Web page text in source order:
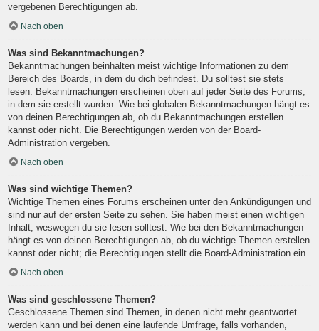
vergebenen Berechtigungen ab.
Nach oben
Was sind Bekanntmachungen?
Bekanntmachungen beinhalten meist wichtige Informationen zu dem
Bereich des Boards, in dem du dich befindest. Du solltest sie stets
lesen. Bekanntmachungen erscheinen oben auf jeder Seite des Forums,
in dem sie erstellt wurden. Wie bei globalen Bekanntmachungen hängt es
von deinen Berechtigungen ab, ob du Bekanntmachungen erstellen
kannst oder nicht. Die Berechtigungen werden von der Board-
Administration vergeben.
Nach oben
Was sind wichtige Themen?
Wichtige Themen eines Forums erscheinen unter den Ankündigungen und
sind nur auf der ersten Seite zu sehen. Sie haben meist einen wichtigen
Inhalt, weswegen du sie lesen solltest. Wie bei den Bekanntmachungen
hängt es von deinen Berechtigungen ab, ob du wichtige Themen erstellen
kannst oder nicht; die Berechtigungen stellt die Board-Administration ein.
Nach oben
Was sind geschlossene Themen?
Geschlossene Themen sind Themen, in denen nicht mehr geantwortet
werden kann und bei denen eine laufende Umfrage, falls vorhanden,